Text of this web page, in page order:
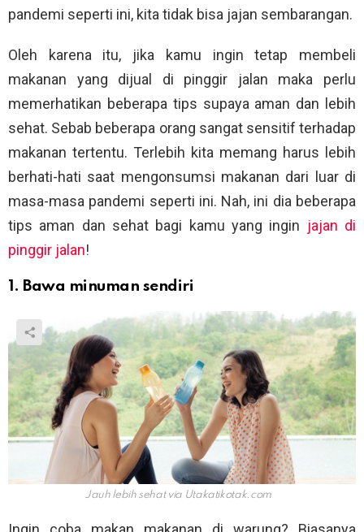
pandemi seperti ini, kita tidak bisa jajan sembarangan.
Oleh karena itu, jika kamu ingin tetap membeli
makanan yang dijual di pinggir jalan maka perlu
memerhatikan beberapa tips supaya aman dan lebih
sehat. Sebab beberapa orang sangat sensitif terhadap
makanan tertentu. Terlebih kita memang harus lebih
berhati-hati saat mengonsumsi makanan dari luar di
masa-masa pandemi seperti ini. Nah, ini dia beberapa
tips aman dan sehat bagi kamu yang ingin jajan di
pinggir jalan!
1. Bawa minuman sendiri
Jauh lebih sehat viaUtakatikotak.com